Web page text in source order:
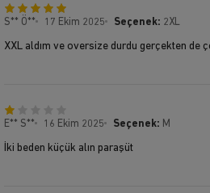
S** Ö** 17 Ekim 2025 Seçenek: 2XL
XXL aldım ve oversize durdu gerçekten de
E** S** 16 Ekim 2025 Seçenek: M
İki beden küçük alın paraşüt